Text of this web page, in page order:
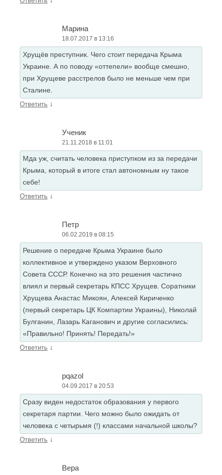
Марина
18.07.2017 в 13:16
Хрущёв преступник. Чего стоит передача Крыма
Украине. А по поводу «оттепели» вообще смешно,
при Хрущеве расстрелов было не меньше чем при
Сталине.
Ответить ↓
Ученик
21.11.2018 в 11:01
Мда уж, считать человека приступком из за передачи
Крыма, который в итоге стал автономным ну такое
себе!
Ответить ↓
Петр
06.02.2019 в 08:15
Решение о передаче Крыма Украине было
коллективное и утверждено указом Верховного
Совета СССР. Конечно на это решения частично
влиял и первый секретарь КПСС Хрущев. Соратники
Хрущева Анастас Микоян, Алексей Кириченко
(первый секретарь ЦК Компартии Украины), Николай
Булганин, Лазарь Каганович и другие согласились:
«Правильно! Принять! Передать!»
Ответить ↓
pqazol
04.09.2017 в 20:53
Сразу виден недостаток образования у первого
секретаря партии. Чего можно было ожидать от
человека с четырьмя (!) классами начальной школы?
Ответить ↓
Вера